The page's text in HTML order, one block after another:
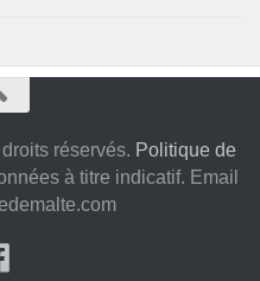
réservés. Politique de
à titre indicatif. Email